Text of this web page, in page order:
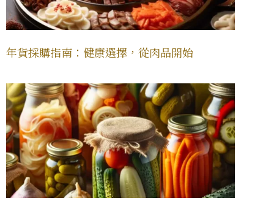
年貨採購指南：健康選擇，從肉品開始